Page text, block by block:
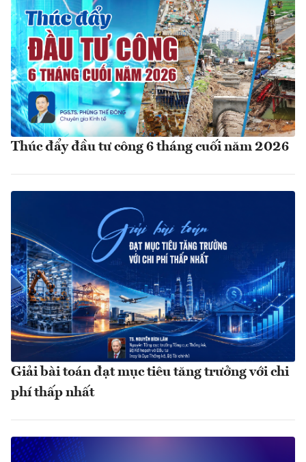
Thúc đẩy đầu tư công 6 tháng cuối năm 2026
Giải bài toán đạt mục tiêu tăng trưởng với chi
phí thấp nhất